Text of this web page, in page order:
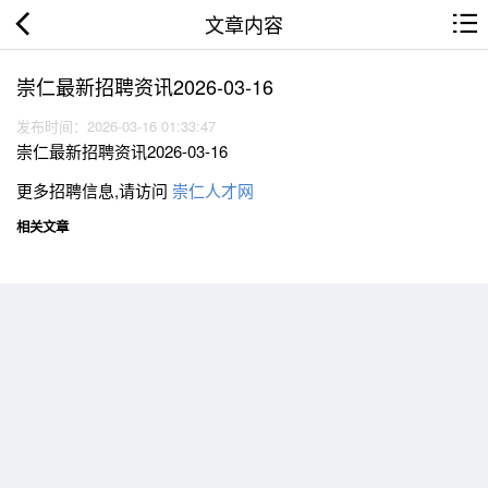
文章内容
崇仁最新招聘资讯2026-03-16
发布时间：2026-03-16 01:33:47
崇仁最新招聘资讯2026-03-16
更多招聘信息,请访问 崇仁人才网
相关文章